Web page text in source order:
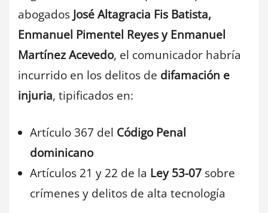
abogados José Altagracia Fis Batista,
Enmanuel Pimentel Reyes y Enmanuel
Martínez Acevedo, el comunicador habría
incurrido en los delitos de difamación e
injuria, tipificados en:
Artículo 367 del Código Penal
dominicano
Artículos 21 y 22 de la Ley 53-07 sobre
crímenes y delitos de alta tecnología